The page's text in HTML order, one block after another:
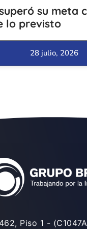
su meta
lo previsto
28 julio, 2026
Piso 1 -